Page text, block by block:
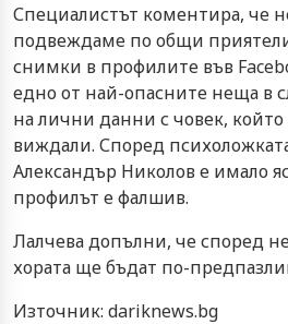
Специалистът коментира, че
подвеждаме по общи
снимки в профилите във
едно от най-опасните неща в
на лични данни с човек,
виждали. Според
Александър Николов е имало
профилът е фалшив.
Лалчева допълни, че според
хората ще бъдат по-
Източник: dariknews.bg